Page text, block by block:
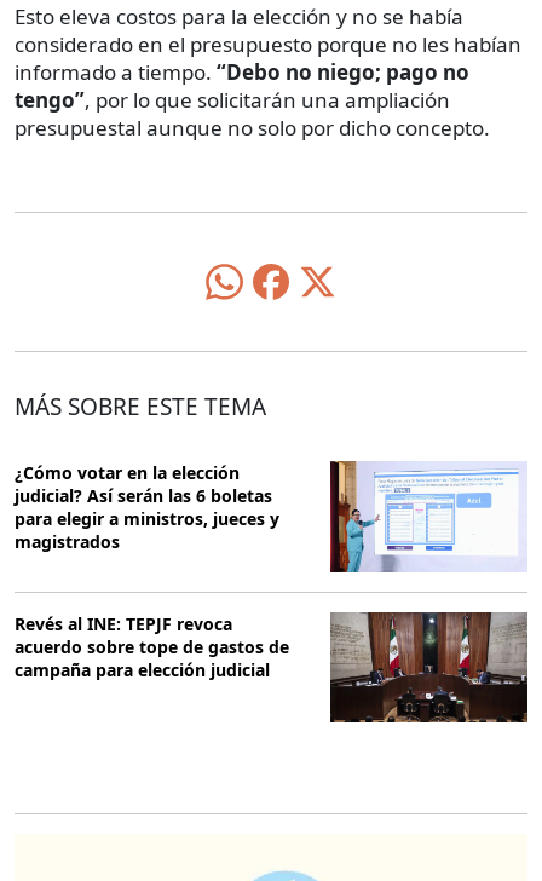
Esto eleva costos para la elección y no se había
considerado en el presupuesto porque no les habían
informado a tiempo. “Debo no niego; pago no
tengo”, por lo que solicitarán una ampliación
presupuestal aunque no solo por dicho concepto.
MÁS SOBRE ESTE TEMA
¿Cómo votar en la elección
judicial? Así serán las 6 boletas
para elegir a ministros, jueces y
magistrados
Revés al INE: TEPJF revoca
acuerdo sobre tope de gastos de
campaña para elección judicial